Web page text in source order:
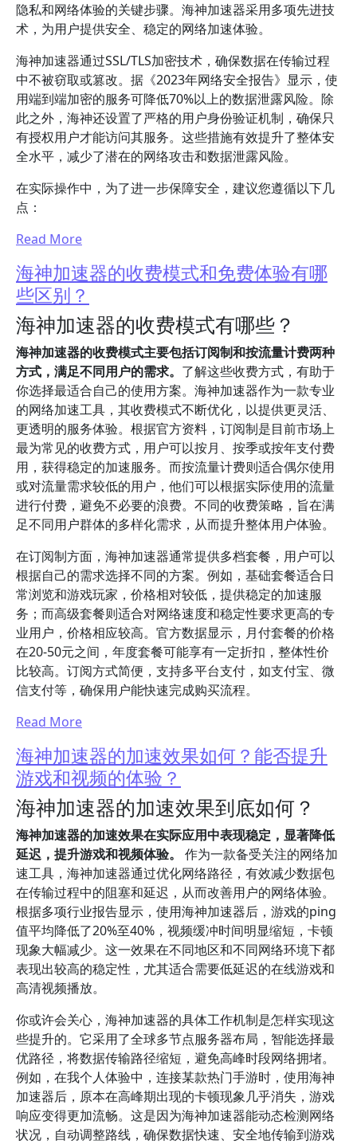
隐私和网络体验的关键步骤。海神加速器采用多项先进技
术，为用户提供安全、稳定的网络加速体验。
海神加速器通过SSL/TLS加密技术，确保数据在传输过程
中不被窃取或篡改。据《2023年网络安全报告》显示，使
用端到端加密的服务可降低70%以上的数据泄露风险。除
此之外，海神还设置了严格的用户身份验证机制，确保只
有授权用户才能访问其服务。这些措施有效提升了整体安
全水平，减少了潜在的网络攻击和数据泄露风险。
在实际操作中，为了进一步保障安全，建议您遵循以下几
点：
Read More
海神加速器的收费模式和免费体验有哪
些区别？
海神加速器的收费模式有哪些？
海神加速器的收费模式主要包括订阅制和按流量计费两种
方式，满足不同用户的需求。 了解这些收费方式，有助于
你选择最适合自己的使用方案。海神加速器作为一款专业
的网络加速工具，其收费模式不断优化，以提供更灵活、
更透明的服务体验。根据官方资料，订阅制是目前市场上
最为常见的收费方式，用户可以按月、按季或按年支付费
用，获得稳定的加速服务。而按流量计费则适合偶尔使用
或对流量需求较低的用户，他们可以根据实际使用的流量
进行付费，避免不必要的浪费。不同的收费策略，旨在满
足不同用户群体的多样化需求，从而提升整体用户体验。
在订阅制方面，海神加速器通常提供多档套餐，用户可以
根据自己的需求选择不同的方案。例如，基础套餐适合日
常浏览和游戏玩家，价格相对较低，提供稳定的加速服
务；而高级套餐则适合对网络速度和稳定性要求更高的专
业用户，价格相应较高。官方数据显示，月付套餐的价格
在20-50元之间，年度套餐可能享有一定折扣，整体性价
比较高。订阅方式简便，支持多平台支付，如支付宝、微
信支付等，确保用户能快速完成购买流程。
Read More
海神加速器的加速效果如何？能否提升
游戏和视频的体验？
海神加速器的加速效果到底如何？
海神加速器的加速效果在实际应用中表现稳定，显著降低
延迟，提升游戏和视频体验。
作为一款备受关注的网络加
速工具，海神加速器通过优化网络路径，有效减少数据包
在传输过程中的阻塞和延迟，从而改善用户的网络体验。
根据多项行业报告显示，使用海神加速器后，游戏的ping
值平均降低了20%至40%，视频缓冲时间明显缩短，卡顿
现象大幅减少。这一效果在不同地区和不同网络环境下都
表现出较高的稳定性，尤其适合需要低延迟的在线游戏和
高清视频播放。
你或许会关心，海神加速器的具体工作机制是怎样实现这
些提升的。它采用了全球多节点服务器布局，智能选择最
优路径，将数据传输路径缩短，避免高峰时段网络拥堵。
例如，在我个人体验中，连接某款热门手游时，使用海神
加速器后，原本在高峰期出现的卡顿现象几乎消失，游戏
响应变得更加流畅。这是因为海神加速器能动态检测网络
状况，自动调整路线，确保数据快速、安全地传输到游戏